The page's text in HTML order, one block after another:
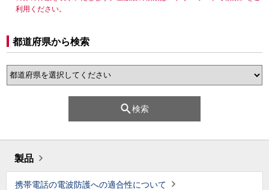
利用ください。
都道府県から検索
検索
製品
携帯電話の電波防護への適合性について